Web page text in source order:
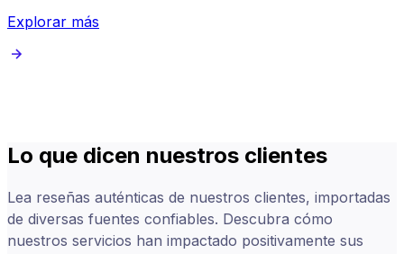
Explorar más
Lo que dicen nuestros clientes
Lea reseñas auténticas de nuestros clientes, importadas
de diversas fuentes confiables. Descubra cómo
nuestros servicios han impactado positivamente sus